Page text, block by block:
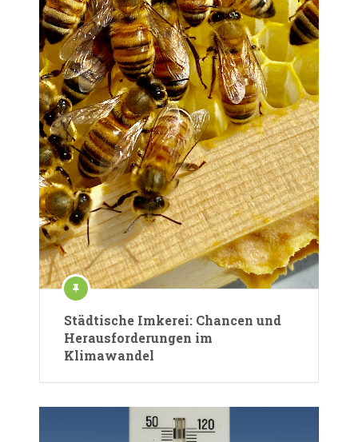
Städtische Imkerei: Chancen und
Herausforderungen im
Klimawandel